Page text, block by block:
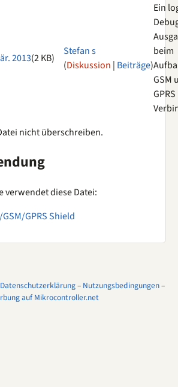
2013(2 KB)
Stefan s
(Diskussion | Beiträge)
Ein
beim
GSM
GPRS
nicht überschreiben.
verwendet diese Datei:
GPRS Shield
Datenschutzerklärung– Nutzungsbedingungen–
auf Mikrocontroller.net